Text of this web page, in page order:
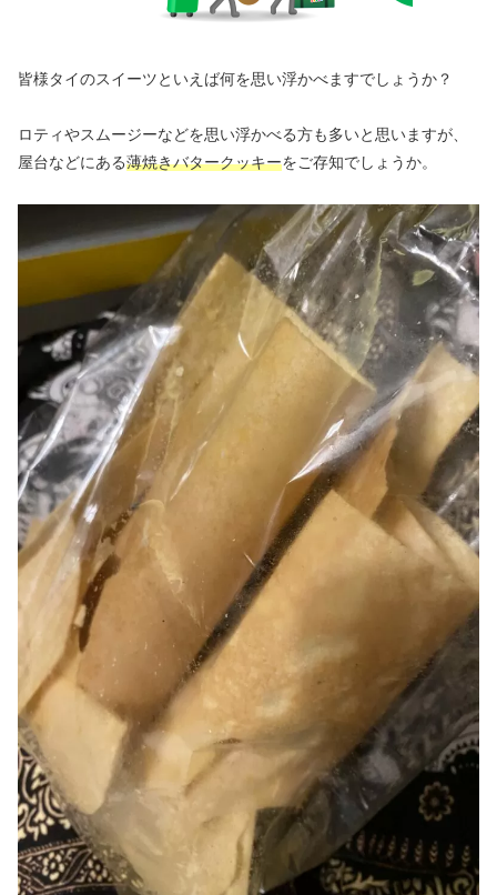
皆様タイのスイーツといえば何を思い浮かべますでしょうか？
ロティやスムージーなどを思い浮かべる方も多いと思いますが、
屋台などにある薄焼きバタークッキーをご存知でしょうか。